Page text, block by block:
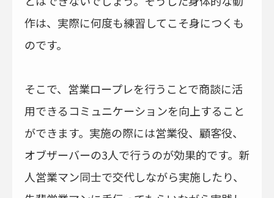
作は、実際に何度も練習してこそ身につくも
のです。
そこで、営業ロープレを行うことで商談に活
用できるコミュニケーションを向上すること
ができます。実施の際には営業役、顧客役、
オブザーバーの3人で行うのが効果的です。新
人営業マン同士で交代しながら実施したり、